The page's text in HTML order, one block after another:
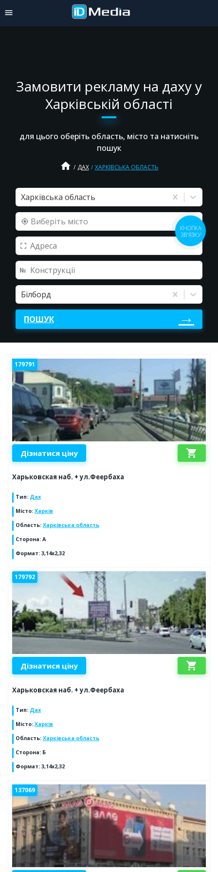
Замовити рекламу на даху у
Харківській області
для цього оберіть область, місто та натисніть
пошук
home ДАХ ХАРКІВСЬКА ОБЛАСТЬ
Харківська область
Виберіть місто
Білборд
ПОШУК
179791
Дізнатися ціну shopping_cart
Харьковская наб. + ул.Феербаха
Тип: Дах
Місто: Харків
Область: Харківська область
Сторона: А
Формат: 3,14х2,32
179792
Дізнатися ціну shopping_cart
Харьковская наб. + ул.Феербаха
Тип: Дах
Місто: Харків
Область: Харківська область
Сторона: Б
Формат: 3,14х2,32
137069
КНОПКА
ЗВ'ЯЗКУ